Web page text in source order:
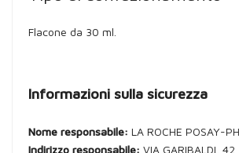
Flacone da 30 ml.
Informazioni sulla sicurezza
Nome responsabile: LA ROCHE POSAY-
Indirizzo responsabile: VIA GARIBALDI,